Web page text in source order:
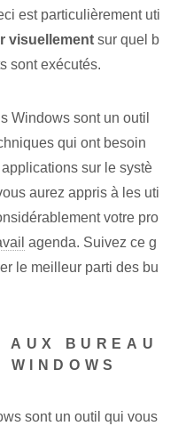
est particulièrement uti
visuellement sur quel b
sont exécutés.
Windows sont un outil
qui⁣ ont besoin
sur le⁢ systè
aurez appris à les uti
votre pro
agenda. Suivez ce g
le meilleur parti des bu
BUREAU
sont un outil qui vous